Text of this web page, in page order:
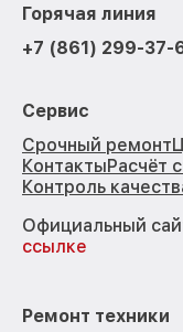
Горячая линия
+7 (861) 299-37-
Сервис
Срочный ремонт
КонтактыРасчёт
Контроль
Официальный
ссылке
Ремонт техники